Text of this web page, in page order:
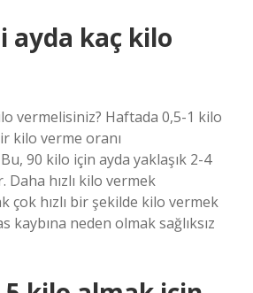
ayda kaç kilo
vermelisiniz? Haftada 0,5-1 kilo
kilo verme oranı
90 kilo için ayda yaklaşık 2-4
Daha hızlı kilo vermek
çok hızlı bir şekilde kilo vermek
kaybına neden olmak sağlıksız